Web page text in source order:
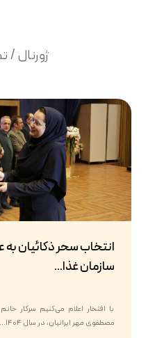
ژورنال /
انتخاب سحر ذکائیان
سازمان غذا...
با افتخار اعلام می‌کنیم سرکار
مصطفوی مهر ایرانیان، در سال ۱۴۰۴...